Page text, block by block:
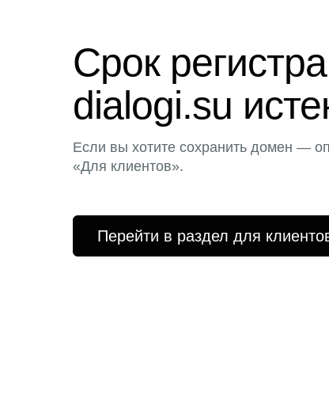
Срок
dialogi.su
Если вы хотите сохранить домен —
«Для клиентов».
Перейти в раздел для